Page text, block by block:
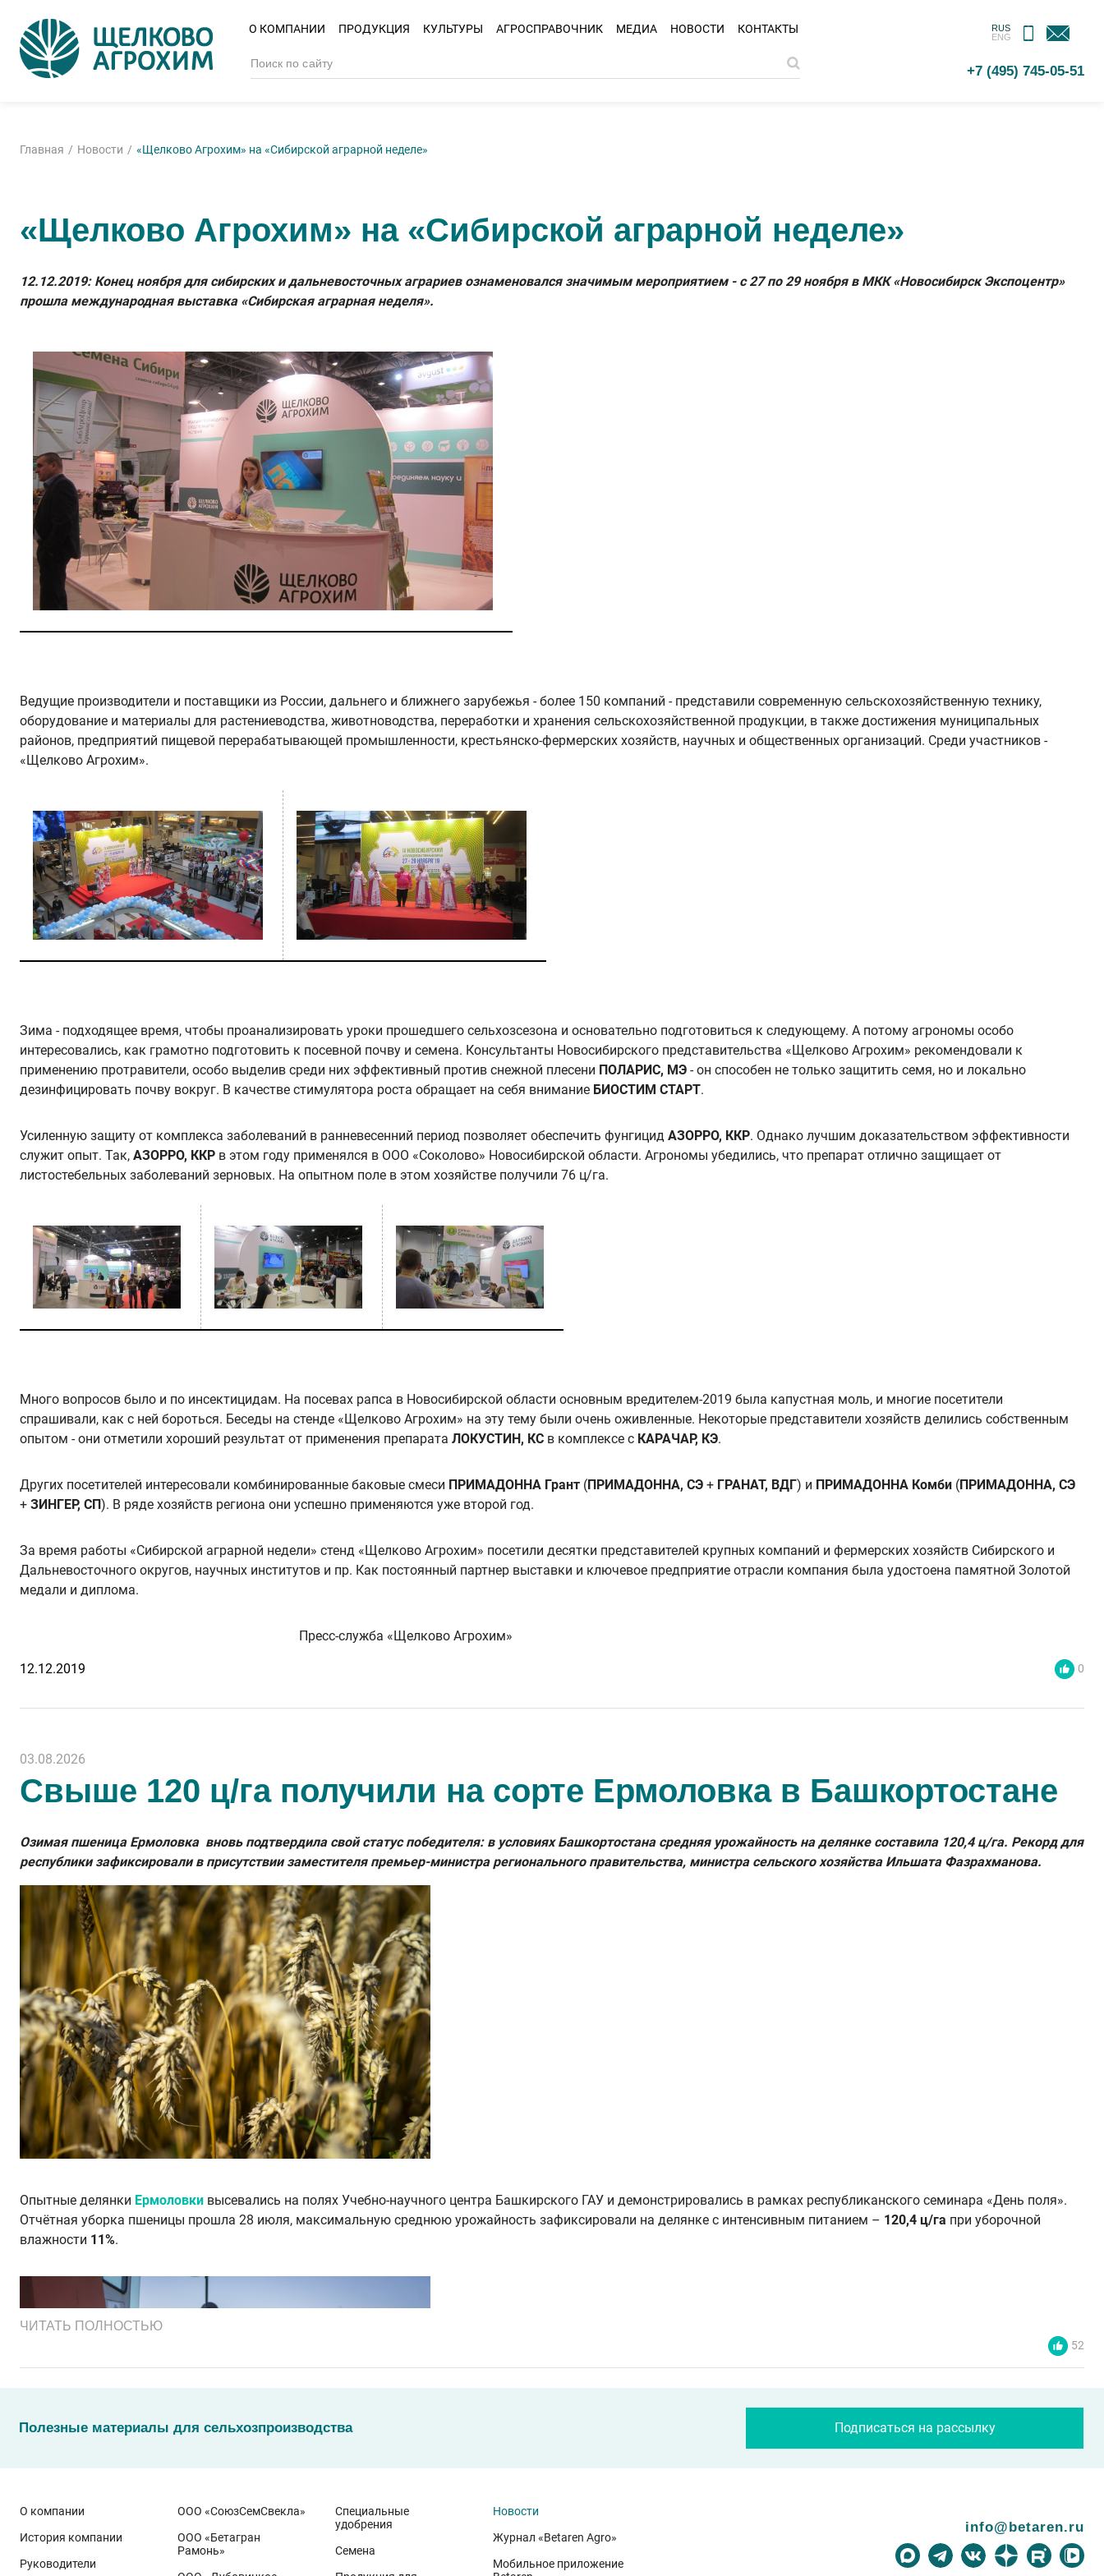
О КОМПАНИИ ПРОДУКЦИЯ КУЛЬТУРЫ АГРОСПРАВОЧНИК МЕДИА НОВОСТИ КОНТАКТЫ
RUS
ENG
МОБИЛЬНОЕ
ПРИЛОЖЕНИЕ
ОБРАТНАЯ
СВЯЗЬ
+7 (495) 745-05-51
Главная Новости «Щелково Агрохим» на «Сибирской аграрной неделе»
«Щелково Агрохим» на «Сибирской аграрной неделе»
12.12.2019: Конец ноября для сибирских и дальневосточных аграриев ознаменовался значимым мероприятием - с 27 по 29 ноября в МКК «Новосибирск Экспоцентр»
прошла международная выставка «Сибирская аграрная неделя».
Ведущие производители и поставщики из России, дальнего и ближнего зарубежья - более 150 компаний - представили современную сельскохозяйственную технику,
оборудование и материалы для растениеводства, животноводства, переработки и хранения сельскохозяйственной продукции, в также достижения муниципальных
районов, предприятий пищевой перерабатывающей промышленности, крестьянско-фермерских хозяйств, научных и общественных организаций. Среди участников -
«Щелково Агрохим».
Зима - подходящее время, чтобы проанализировать уроки прошедшего сельхозсезона и основательно подготовиться к следующему. А потому агрономы особо
интересовались, как грамотно подготовить к посевной почву и семена. Консультанты Новосибирского представительства «Щелково Агрохим» рекомендовали к
применению протравители, особо выделив среди них эффективный против снежной плесени ПОЛАРИС, МЭ - он способен не только защитить семя, но и локально
дезинфицировать почву вокруг. В качестве стимулятора роста обращает на себя внимание БИОСТИМ СТАРТ.
Усиленную защиту от комплекса заболеваний в ранневесенний период позволяет обеспечить фунгицид АЗОРРО, ККР. Однако лучшим доказательством эффективности
служит опыт. Так, АЗОРРО, ККР в этом году применялся в ООО «Соколово» Новосибирской области. Агрономы убедились, что препарат отлично защищает от
листостебельных заболеваний зерновых. На опытном поле в этом хозяйстве получили 76 ц/га.
Много вопросов было и по инсектицидам. На посевах рапса в Новосибирской области основным вредителем-2019 была капустная моль, и многие посетители
спрашивали, как с ней бороться. Беседы на стенде «Щелково Агрохим» на эту тему были очень оживленные. Некоторые представители хозяйств делились собственным
опытом - они отметили хороший результат от применения препарата ЛОКУСТИН, КС в комплексе с КАРАЧАР, КЭ.
Других посетителей интересовали комбинированные баковые смеси ПРИМАДОННА Грант (ПРИМАДОННА, СЭ + ГРАНАТ, ВДГ) и ПРИМАДОННА Комби (ПРИМАДОННА, СЭ
+ ЗИНГЕР, СП). В ряде хозяйств региона они успешно применяются уже второй год.
За время работы «Сибирской аграрной недели» стенд «Щелково Агрохим» посетили десятки представителей крупных компаний и фермерских хозяйств Сибирского и
Дальневосточного округов, научных институтов и пр. Как постоянный партнер выставки и ключевое предприятие отрасли компания была удостоена памятной Золотой
медали и диплома.
Пресс-служба «Щелково Агрохим»
12.12.2019 0
03.08.2026
Свыше 120 ц/га получили на сорте Ермоловка в Башкортостане
Озимая пшеница Ермоловка вновь подтвердила свой статус победителя: в условиях Башкортостана средняя урожайность на делянке составила 120,4 ц/га. Рекорд для
республики зафиксировали в присутствии заместителя премьер-министра регионального правительства, министра сельского хозяйства Ильшата Фазрахманова.
Опытные делянки Ермоловки высевались на полях Учебно-научного центра Башкирского ГАУ и демонстрировались в рамках республиканского семинара «День поля».
Отчётная уборка пшеницы прошла 28 июля, максимальную среднюю урожайность зафиксировали на делянке с интенсивным питанием – 120,4 ц/га при уборочной
влажности 11%.
ЧИТАТЬ ПОЛНОСТЬЮ
52
Полезные материалы для сельхозпроизводства Подписаться на рассылку
О компании
История компании
Руководители
ООО «СоюзСемСвекла»
ООО «Бетагран
Рамонь»
Специальные
удобрения
Семена
Новости
Журнал «Betaren Agro»
Мобильное приложение
info@betaren.ru